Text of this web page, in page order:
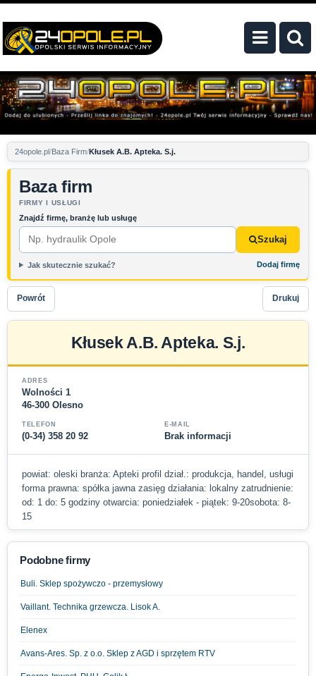
24opole.pl Baza Firm Kłusek A.B. Apteka. S.j.
Baza firm
FIRMY I USŁUGI
Znajdź firmę, branżę lub usługę
Szukaj
Jak skutecznie szukać? Dodaj firmę
Powrót Drukuj
Kłusek A.B. Apteka. S.j.
ADRES
Wolności 1
46-300 Olesno
TELEFON
(0-34) 358 20 92
E-MAIL
Brak informacji
powiat: oleski branża: Apteki profil dział.: produkcja, handel, usługi
forma prawna: spółka jawna zasięg działania: lokalny zatrudnienie:
od: 1 do: 5 godziny otwarcia: poniedziałek - piątek: 9-20sobota: 8-
15
Podobne firmy
Buli. Sklep spożywczo - przemysłowy
Vaillant. Technika grzewcza. Lisok A.
Elenex
Avans-Ares. Sp. z o.o. Sklep z AGD i sprzętem RTV